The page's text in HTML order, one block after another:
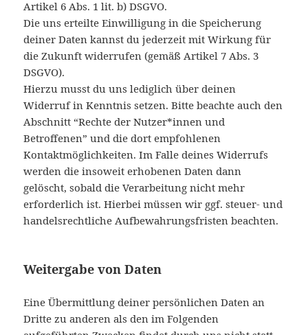
Artikel 6 Abs. 1 lit. b) DSGVO.
Die uns erteilte Einwilligung in die Speicherung
deiner Daten kannst du jederzeit mit Wirkung für
die Zukunft widerrufen (gemäß Artikel 7 Abs. 3
DSGVO).
Hierzu musst du uns lediglich über deinen
Widerruf in Kenntnis setzen. Bitte beachte auch den
Abschnitt “Rechte der Nutzer*innen und
Betroffenen” und die dort empfohlenen
Kontaktmöglichkeiten. Im Falle deines Widerrufs
werden die insoweit erhobenen Daten dann
gelöscht, sobald die Verarbeitung nicht mehr
erforderlich ist. Hierbei müssen wir ggf. steuer- und
handelsrechtliche Aufbewahrungsfristen beachten.
Weitergabe von Daten
Eine Übermittlung deiner persönlichen Daten an
Dritte zu anderen als den im Folgenden